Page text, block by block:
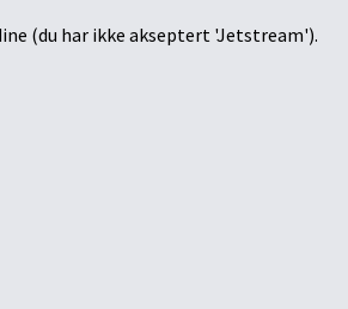
(du har ikke akseptert 'Jetstream').